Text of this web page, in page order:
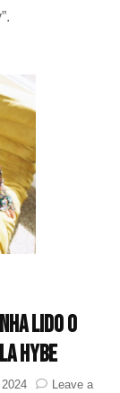
lido o
HYBE
Leave a